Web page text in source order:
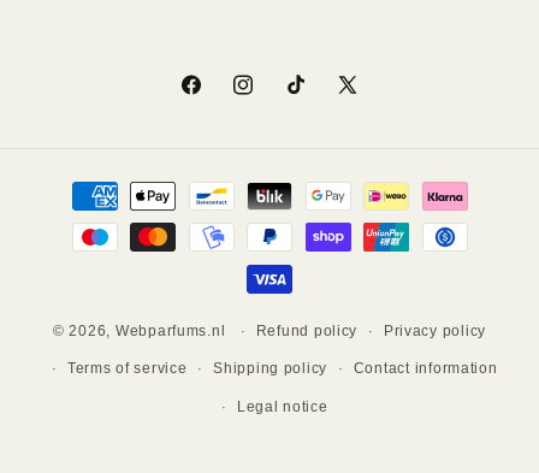
FacebookInstagramTikTok X
Payment
methods
© 2026, Webparfums.nl Refund policy Privacy policy
Terms of service Shipping policy Contact information
Legal notice